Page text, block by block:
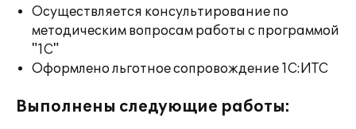
Осуществляется консультирование по
методическим вопросам работы с программой
"1С"
Оформлено льготное сопровождение 1С:ИТС
Выполнены следующие работы: